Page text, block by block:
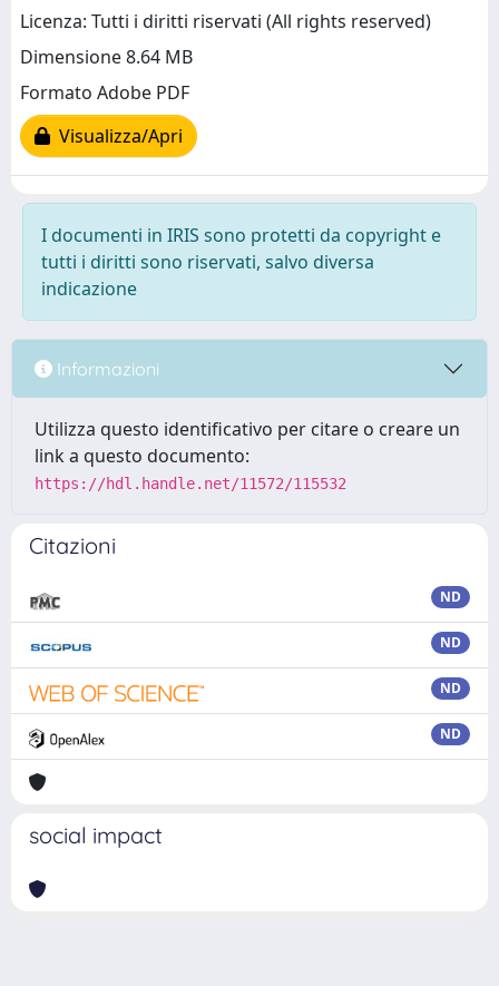
Licenza: Tutti i diritti riservati (All rights reserved)
Dimensione 8.64 MB
Formato Adobe PDF
Visualizza/Apri
I documenti in IRIS sono protetti da copyright e
tutti i diritti sono riservati, salvo diversa
indicazione
Informazioni
Utilizza questo identificativo per citare o creare un
link a questo documento:
https://hdl.handle.net/11572/115532
Citazioni
ND
ND
ND
ND
social impact